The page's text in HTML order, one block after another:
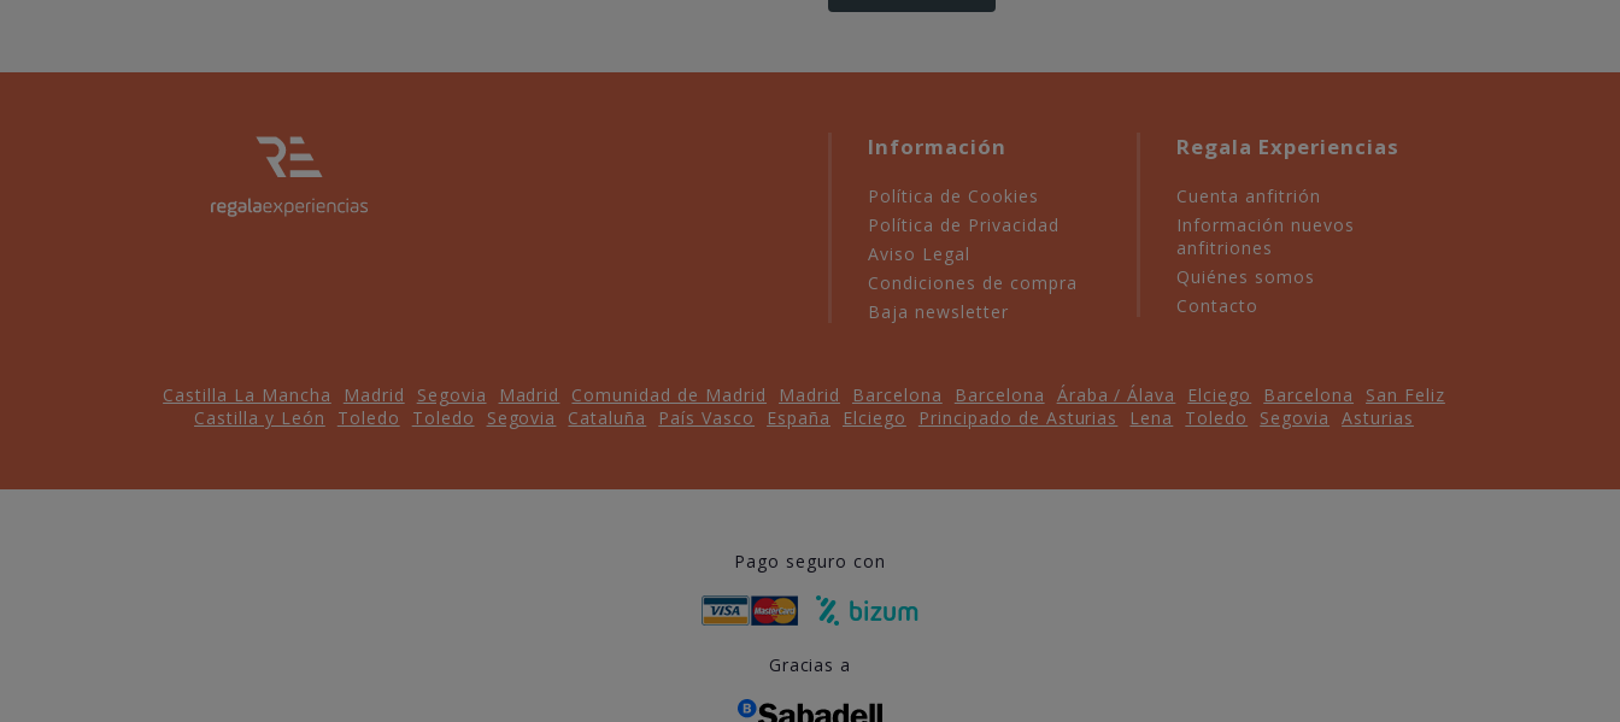
Información
Política de Cookies
Política de Privacidad
Aviso Legal
Condiciones de compra
Baja newsletter
Regala Experiencias
Cuenta anfitrión
Información nuevos
anfitriones
Quiénes somos
Contacto
Castilla La Mancha Madrid Segovia Madrid Comunidad de Madrid Madrid Barcelona Barcelona Áraba / Álava Elciego Barcelona
San Feliz
Castilla y León
Toledo Toledo Segovia Cataluña País Vasco España Elciego Principado de Asturias Lena Toledo Segovia Asturias
Pago seguro con
Gracias a